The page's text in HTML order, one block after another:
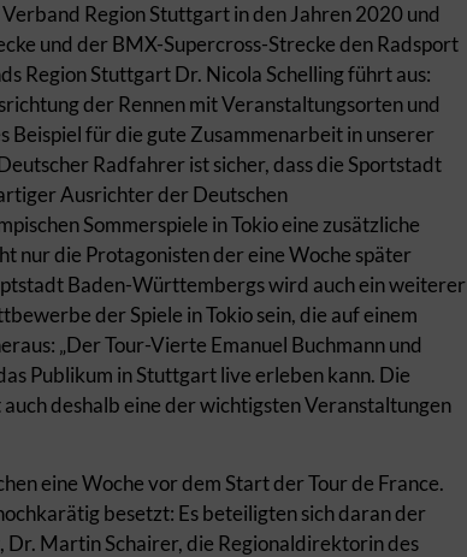
Region Stuttgart in den Jahren 2020 und
und der BMX-Supercross-Strecke den Radsport
Region Stuttgart Dr. Nicola Schelling führt aus:
der Rennen mit Veranstaltungsorten und
Beispiel für die gute Zusammenarbeit in unserer
Radfahrer ist sicher, dass die Sportstadt
Ausrichter der Deutschen
Sommerspiele in Tokio eine zusätzliche
nur die Protagonisten der eine Woche später
Baden-Württembergs wird auch ein weiterer
der Spiele in Tokio sein, die auf einem
„Der Tour-Vierte Emanuel Buchmann und
Publikum in Stuttgart live erleben kann. Die
deshalb eine der wichtigsten Veranstaltungen
eine Woche vor dem Start der Tour de France.
besetzt: Es beteiligten sich daran der
Martin Schairer, die Regionaldirektorin des